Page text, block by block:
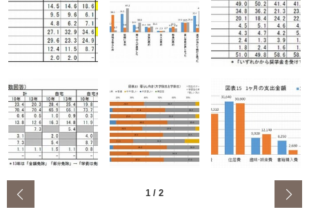
1 / 2